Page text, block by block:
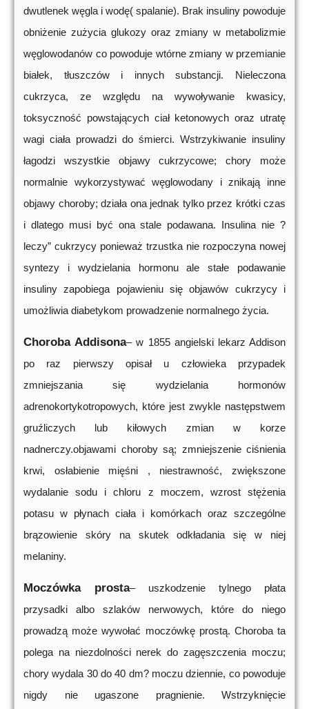
dwutlenek węgla i wodę( spalanie). Brak insuliny powoduje
obniżenie zużycia glukozy oraz zmiany w metabolizmie
węglowodanów co powoduje wtórne zmiany w przemianie
białek, tłuszczów i innych substancji. Nieleczona
cukrzyca, ze względu na wywoływanie kwasicy,
toksyczność powstających ciał ketonowych oraz utratę
wagi ciała prowadzi do śmierci. Wstrzykiwanie insuliny
łagodzi wszystkie objawy cukrzycowe; chory może
normalnie wykorzystywać węglowodany i znikają inne
objawy choroby; działa ona jednak tylko przez krótki czas
i dlatego musi być ona stale podawana. Insulina nie ?
leczy” cukrzycy ponieważ trzustka nie rozpoczyna nowej
syntezy i wydzielania hormonu ale stałe podawanie
insuliny zapobiega pojawieniu się objawów cukrzycy i
umożliwia diabetykom prowadzenie normalnego życia.
Choroba Addisona– w 1855 angielski lekarz Addison
po raz pierwszy opisał u człowieka przypadek
zmniejszania się wydzielania hormonów
adrenokortykotropowych, które jest zwykle następstwem
gruźliczych lub kiłowych zmian w korze
nadnerczy.objawami choroby są; zmniejszenie ciśnienia
krwi, osłabienie mięśni , niestrawność, zwiększone
wydalanie sodu i chloru z moczem, wzrost stężenia
potasu w płynach ciała i komórkach oraz szczególne
brązowienie skóry na skutek odkładania się w niej
melaniny.
Moczówka prosta– uszkodzenie tylnego płata
przysadki albo szlaków nerwowych, które do niego
prowadzą może wywołać moczówkę prostą. Choroba ta
polega na niezdolności nerek do zagęszczenia moczu;
chory wydala 30 do 40 dm? moczu dziennie, co powoduje
nigdy nie ugaszone pragnienie. Wstrzyknięcie